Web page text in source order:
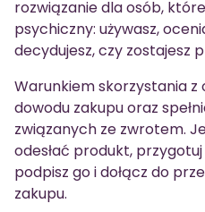
rozwiązanie dla osób,
psychiczny: używasz,
decydujesz, czy zostajesz
Warunkiem skorzystania
dowodu zakupu oraz
związanych ze zwrotem.
odesłać produkt, przygotuj
podpisz go i dołącz do
zakupu.